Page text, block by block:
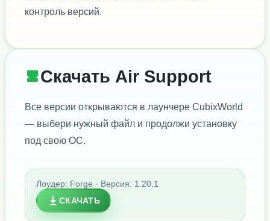
контроль версий.
Скачать Air Support
Все версии открываются в лаунчере CubixWorld
— выбери нужный файл и продолжи установку
под свою ОС.
Лоудер: Forge · Версия: 1.20.1
СКАЧАТЬ